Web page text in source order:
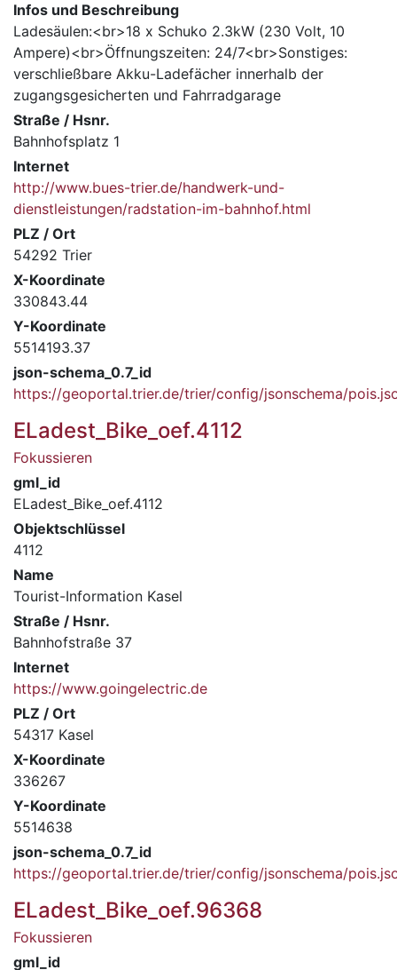
Infos und Beschreibung
Ladesäulen:<br>18 x Schuko 2.3kW (230 Volt, 10
Ampere)<br>Öffnungszeiten: 24/7<br>Sonstiges:
verschließbare Akku-Ladefächer innerhalb der
zugangsgesicherten und Fahrradgarage
Straße / Hsnr.
Bahnhofsplatz 1
Internet
http://www.bues-trier.de/handwerk-und-
dienstleistungen/radstation-im-bahnhof.html
PLZ / Ort
54292 Trier
X-Koordinate
330843.44
Y-Koordinate
5514193.37
json-schema_0.7_id
https://geoportal.trier.de/trier/config/jsonschema/
ELadest_Bike_oef.4112
Fokussieren
gml_id
ELadest_Bike_oef.4112
Objektschlüssel
4112
Name
Tourist-Information Kasel
Straße / Hsnr.
Bahnhofstraße 37
Internet
https://www.goingelectric.de
PLZ / Ort
54317 Kasel
X-Koordinate
336267
Y-Koordinate
5514638
json-schema_0.7_id
https://geoportal.trier.de/trier/config/jsonschema/
ELadest_Bike_oef.96368
Fokussieren
gml_id